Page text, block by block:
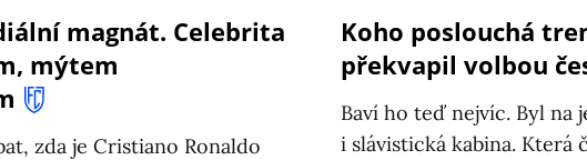
magnát. Celebrita
mýtem
zda je Cristiano Ronaldo
Koho poslouchá
překvapil volbou
Baví ho teď nejvíc. Byl na
i slávistická kabina. Která